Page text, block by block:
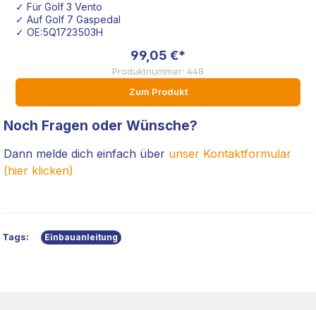
✓ Für Golf 3 Vento
✓ Auf Golf 7 Gaspedal
✓ OE:5Q1723503H
99,05 €*
Produktnummer: 448
Zum Produkt
Noch Fragen oder Wünsche?
Dann melde dich einfach über unser Kontaktformular
(hier klicken)
Tags: Einbauanleitung